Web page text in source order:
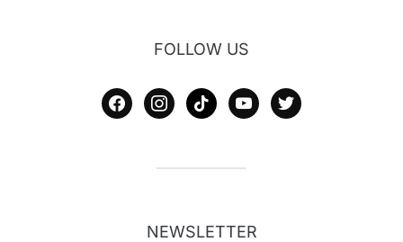
FOLLOW US
facebookinstagram
tiktok youtubetwitter
NEWSLETTER